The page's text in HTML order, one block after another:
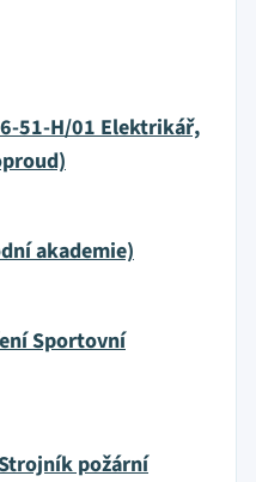
51-H/01 Elektrikář,
akademie)
Sportovní
požární